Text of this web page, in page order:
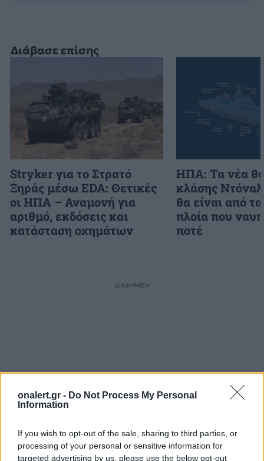
onalert.gr - Do Not Process My Personal
Information
If you wish to opt-out of the sale, sharing to third parties, or
processing of your personal or sensitive information for
targeted advertising by us, please use the below opt-out
Διάβασε επίσης
Stryker για το Στρατό
Ξηράς μέσω EDA: Θετικές
οι ΗΠΑ – Αναμονή για
αριθμό, εκδόσεις και
κατάσταση οχημάτων
ΗΠΑ: Τα νέα
κλάσης
θα είναι από
πλοία που
ποτέ
ΔΙΑΦΗΜΙΣΗ